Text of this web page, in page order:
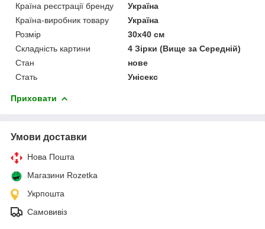
Країна реєстрації бренду
Україна
Країна-виробник товару
Україна
Розмір
30х40 см
Складність картини
4 Зірки (Вище за Середній)
Стан
нове
Стать
Унісекс
Приховати
Умови доставки
Нова Пошта
Магазини Rozetka
Укрпошта
Самовивіз